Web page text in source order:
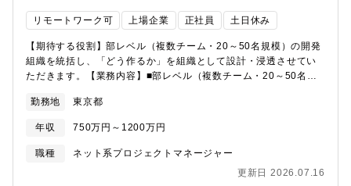
整備するデータ活用基盤です。この基盤をゼロから立ち上げるた
の設計から、データパイプラインの整備、分析基盤の運用、将来
的なAI活用への発展までを担う中核メンバーを募集します。【キ
ャリアパス】データエンジニアチームのリーダー候補としての採
用を想定しています。将来的にはマネジメント（管理職）、ある
ことが可能です。【商品・サービス説明、取引先】ERPシステム
計事務所向け「ACELINK NX-Pro」、その顧問先向け「ACELINK
NX-CE」、中堅企業向けERP「Galileopt DX」などのオンプレミ
リモートワーク可 上場企業 正社員 土日休み
【期待する役割】部レベル（複数チーム・20～50名規模）の開発
組織を統括し、「どう作るか」を組織として設計・浸透させてい
ただきます。【業務内容】■部レベル（複数チーム・20～50名規
等「**どう作るか**」の意思決定■技術標準の設計と組織横断での
浸透■「どう作るか」に基づく必要スキル・人材像の定義と、組織
体制の設計■PdM・営業・サポート・経営層の結節点として、技術
と事業を束ね合意形成をリードする■開発生産性向上、DevOps／
ョンのミッション】PdMが「**何を**作るか」に責任を持つのに
勤務地 東京都
年収 750万円～1200万円
職種
ネット系プロジェクトマネージャー
更新日 2026.07.16